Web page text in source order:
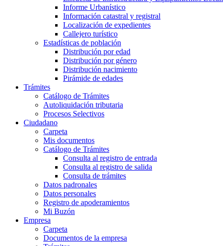
Informe Urbanístico
Información catastral y registral
Localización de expedientes
Callejero turístico
Estadísticas de población
Distribución por edad
Distribución por género
Distribución nacimiento
Pirámide de edades
Trámites
Catálogo de Trámites
Autoliquidación tributaria
Procesos Selectivos
Ciudadano
Carpeta
Mis documentos
Catálogo de Trámites
Consulta al registro de entrada
Consulta al registro de salida
Consulta de trámites
Datos padronales
Datos personales
Registro de apoderamientos
Mi Buzón
Empresa
Carpeta
Documentos de la empresa